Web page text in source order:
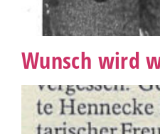
Wunsch wird